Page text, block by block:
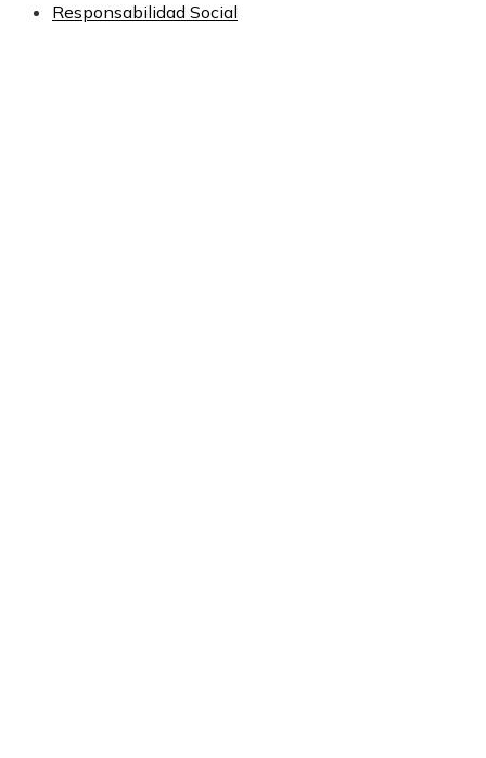
Responsabilidad Social